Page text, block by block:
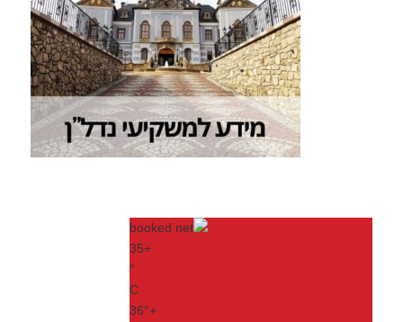
+
35
°
C
+
36°